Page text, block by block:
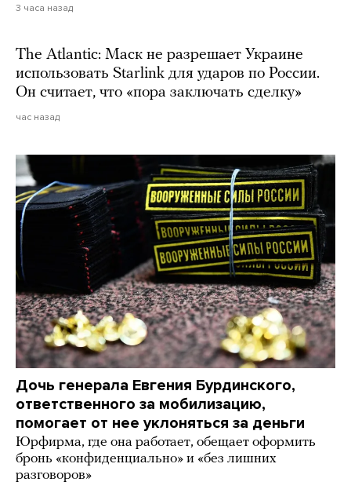
3 часа назад
The Atlantic: Маск не разрешает Украине
использовать Starlink для ударов по России.
Он считает, что «пора заключать сделку»
час назад
Дочь генерала Евгения Бурдинского,
ответственного за мобилизацию,
помогает от нее уклоняться за деньги
Юрфирма, где она работает, обещает оформить
бронь «конфиденциально» и «без лишних
разговоров»